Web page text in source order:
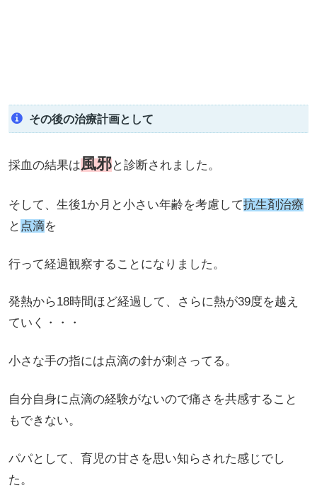
その後の治療計画として
採血の結果は風邪と診断されました。
そして、生後1か月と小さい年齢を考慮して抗生剤治療
と 点滴を
行って経過観察することになりました。
発熱から18時間ほど経過して、さらに熱が39度を越え
ていく・・・
小さな手の指には点滴の針が刺さってる。
自分自身に点滴の経験がないので痛さを共感すること
もできない。
パパとして、育児の甘さを思い知らされた感じでし
た。